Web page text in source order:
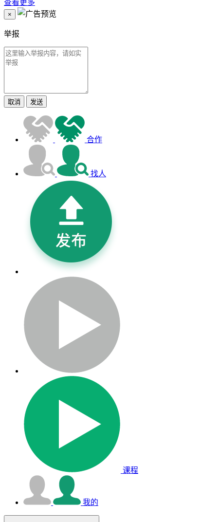
查看更多
×
举报
取消 发送
合作
找人
课程
我的